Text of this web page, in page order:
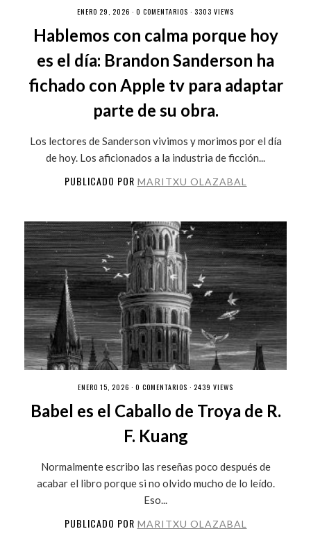
ENERO 29, 2026 · 0 COMENTARIOS · 3303 VIEWS
Hablemos con calma porque hoy
es el día: Brandon Sanderson ha
fichado con Apple tv para adaptar
parte de su obra.
Los lectores de Sanderson vivimos y morimos por el día
de hoy. Los aficionados a la industria de ficción...
PUBLICADO POR MARITXU OLAZABAL
ENERO 15, 2026 · 0 COMENTARIOS · 2439 VIEWS
Babel es el Caballo de Troya de R.
F. Kuang
Normalmente escribo las reseñas poco después de
acabar el libro porque si no olvido mucho de lo leído.
Eso...
PUBLICADO POR MARITXU OLAZABAL